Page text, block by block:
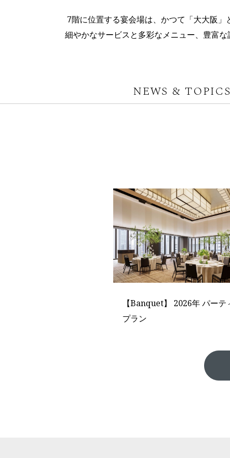
7階に位置する宴会場は、かつて「大大阪」
細やかなサービスと多彩なメニュー、豊富な
NEWS & TOPICS
【Banquet】 2026年 パーテ
プラン